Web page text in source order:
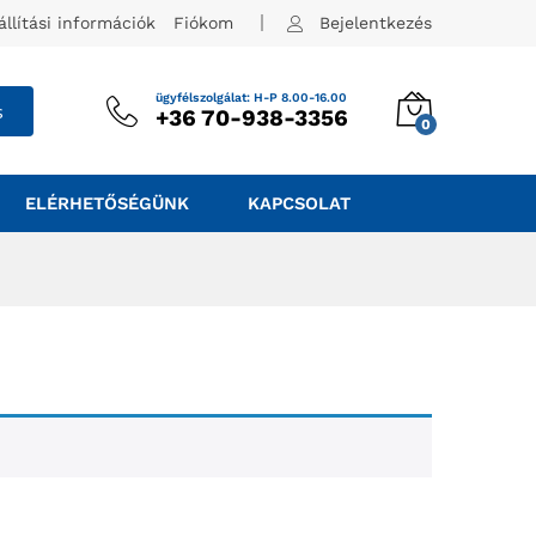
információk Fiókom Bejelentkezés
ügyfélszolgálat: H-P 8.00-16.00
+36 70-938-3356 0
ELÉRHETŐSÉGÜNK KAPCSOLAT